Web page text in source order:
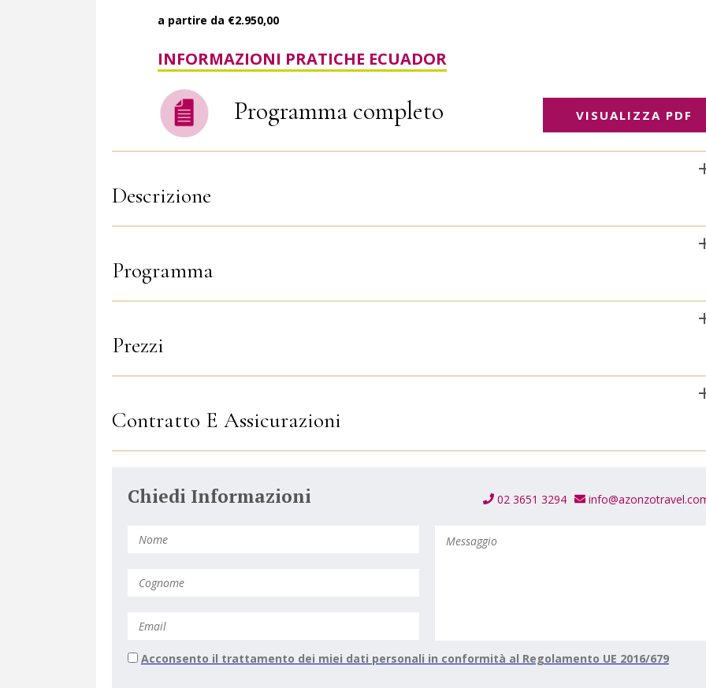
a partire da €2.950,00
INFORMAZIONI PRATICHE ECUADOR
Programma completo VISUALIZZA PDF
Descrizione
Programma
Prezzi
Contratto E Assicurazioni
Chiedi Informazioni 02 3651 3294
Acconsento il trattamento dei miei dati personali in conformità al Regolamento UE 2016/679